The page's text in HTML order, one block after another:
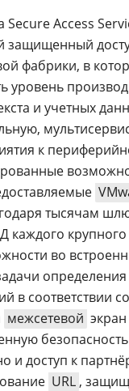
Access
фабрики, в
уровень
и учетных
к
тысячам
каждого
во
в соответствии
межсетевой
и доступ к
URL ,